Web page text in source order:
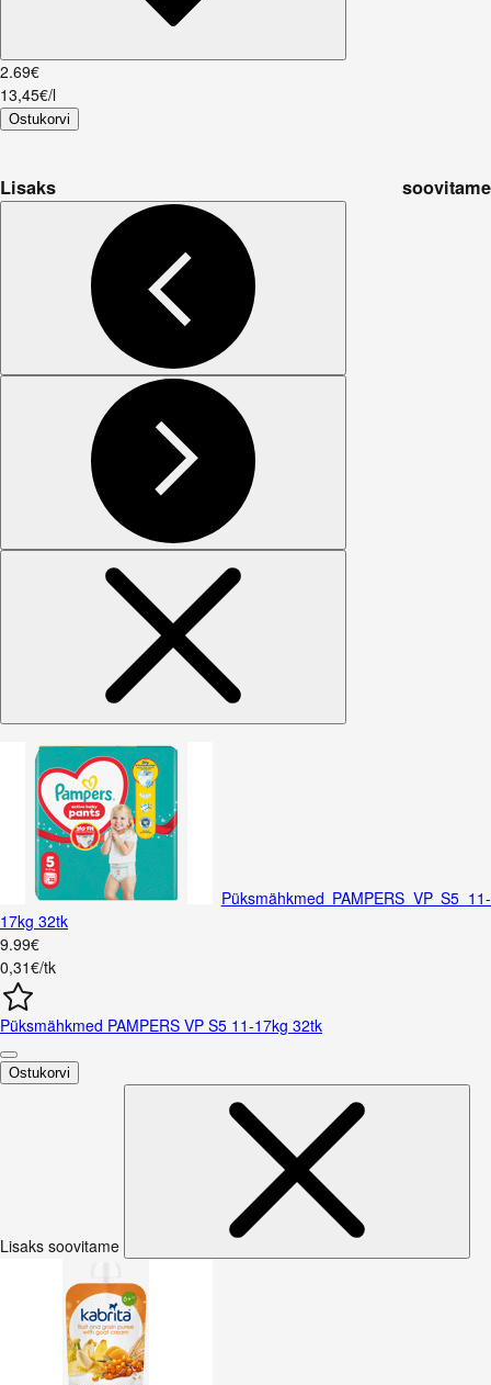
2.69€
13,45€/l
Ostukorvi
Lisaks soovitame
Püksmähkmed PAMPERS VP S5 11-
17kg 32tk
9.99€
0,31€/tk
Püksmähkmed PAMPERS VP S5 11-17kg 32tk
Ostukorvi
Lisaks soovitame